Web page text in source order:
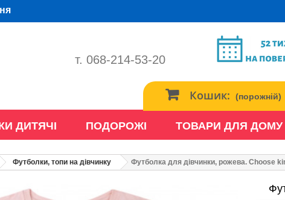
т. 068-214-53-20
Кошик: (порожній)
ДИТЯЧІ ПОДОРОЖІ ТОВАРИ ДЛЯ ДОМУ
Футболки, топи на дівчинку Футболка для дівчинки, рожева. Choose